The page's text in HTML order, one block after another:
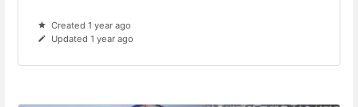
Created 1 year ago
Updated 1 year ago